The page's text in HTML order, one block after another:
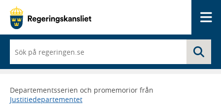
du
börjar
skriva
framträder
en
Departementsserien och promemorior från
Justitiedepartementet